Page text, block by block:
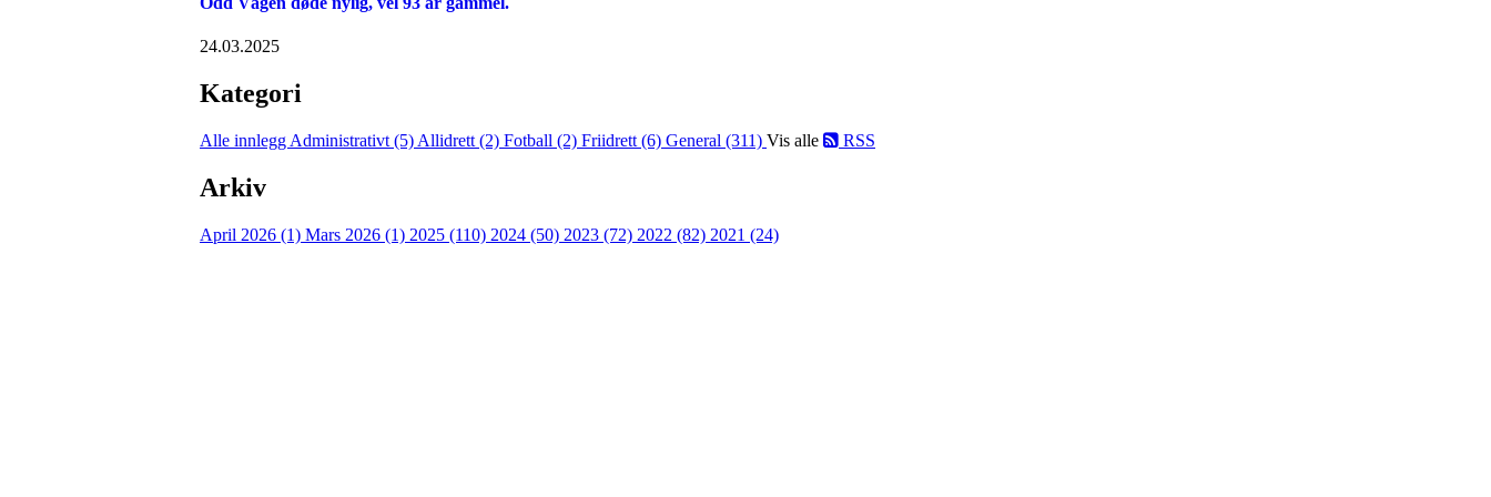
24.03.2025
Kategori
Alle innlegg Administrativt (5) Allidrett (2) Fotball (2) Friidrett (6) General (311) Vis alle RSS
Arkiv
April 2026 (1) Mars 2026 (1) 2025 (110) 2024 (50) 2023 (72) 2022 (82) 2021 (24)